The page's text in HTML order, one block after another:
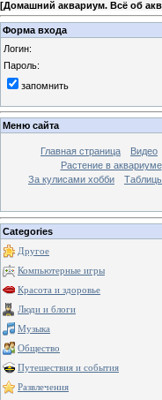
[Домашний аквариум. Всё об
Форма входа
Логин:
Пароль:
запомнить
Меню сайта
Главная страница Видео
Растение в аквариуме
За кулисами хобби
Categories
Другое
Компьютерные игры
Красота и здоровье
Люди и блоги
Музыка
Общество
Путешествия и события
Развлечения